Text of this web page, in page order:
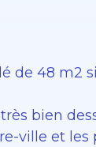
de 48 m2
bien
ville et les